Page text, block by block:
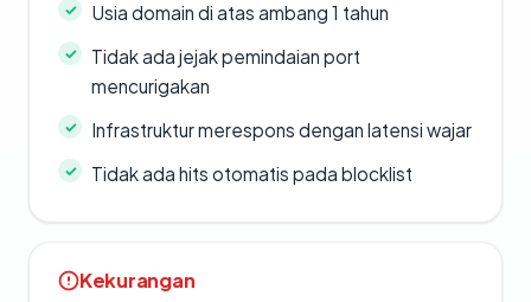
Usia domain di atas ambang 1 tahun
Tidak ada jejak pemindaian port
mencurigakan
Infrastruktur merespons dengan latensi wajar
Tidak ada hits otomatis pada blocklist
Kekurangan